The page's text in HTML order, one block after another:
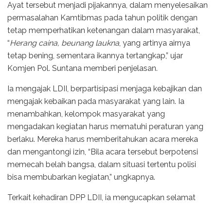
Ayat tersebut menjadi pijakannya, dalam menyelesaikan
permasalahan Kamtibmas pada tahun politik dengan
tetap memperhatikan ketenangan dalam masyarakat,
“Herang caina, beunang laukna, yang artinya airnya
tetap bening, sementara ikannya tertangkap,” ujar
Komjen Pol. Suntana memberi penjelasan.
Ia mengajak LDII, berpartisipasi menjaga kebajikan dan
mengajak kebaikan pada masyarakat yang lain. Ia
menambahkan, kelompok masyarakat yang
mengadakan kegiatan harus mematuhi peraturan yang
berlaku. Mereka harus memberitahukan acara mereka
dan mengantongi izin, “Bila acara tersebut berpotensi
memecah belah bangsa, dalam situasi tertentu polisi
bisa membubarkan kegiatan,” ungkapnya.
Terkait kehadiran DPP LDII, ia mengucapkan selamat